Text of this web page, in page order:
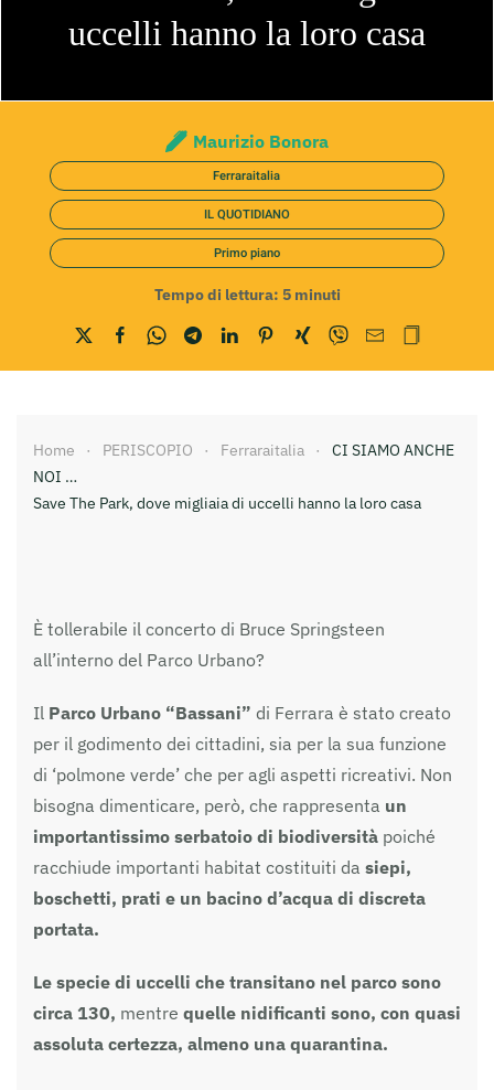
uccelli hanno la loro casa
Maurizio Bonora
Ferraraitalia
IL QUOTIDIANO
Primo piano
Tempo di lettura: 5 minuti
Home PERISCOPIO Ferraraitalia
CI SIAMO ANCHE
NOI …
Save The Park, dove migliaia di uccelli hanno la loro casa
È tollerabile il concerto di Bruce Springsteen
all’interno del Parco Urbano?
Il Parco Urbano “Bassani” di Ferrara è stato creato
per il godimento dei cittadini, sia per la sua funzione
di ‘polmone verde’ che per agli aspetti ricreativi. Non
bisogna dimenticare, però, che rappresenta un
importantissimo serbatoio di biodiversità poiché
racchiude importanti habitat costituiti da siepi,
boschetti, prati e un bacino d’acqua di discreta
portata.
Le specie di uccelli che transitano nel parco sono
circa 130, mentre quelle nidificanti sono, con quasi
assoluta certezza, almeno una quarantina.